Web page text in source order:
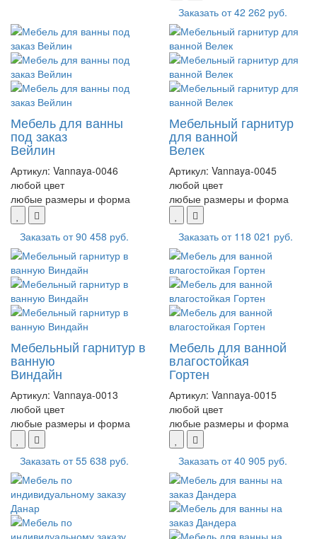
Заказать от42 262 руб.
Мебель для ванны
под заказ
Вейлин
Артикул: Vannaya-0046
любой цвет
любые размеры и форма
Заказать от90 458 руб.
Мебельный гарнитур
для ванной
Велек
Артикул: Vannaya-0045
любой цвет
любые размеры и форма
Заказать от 118 021 руб.
Мебельный гарнитур в
ванную
Виндайн
Артикул: Vannaya-0013
любой цвет
любые размеры и форма
Заказать от55 638 руб.
Мебель для ванной
влагостойкая
Гортен
Артикул: Vannaya-0015
любой цвет
любые размеры и форма
Заказать от40 905 руб.